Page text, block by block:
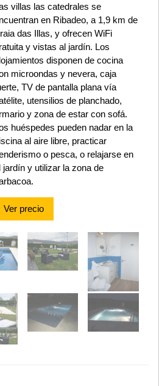
villas las catedrales se
en Ribadeo, a 1,9 km de
das Illas, y ofrecen WiFi
y vistas al jardín. Los
disponen de cocina
microondas y nevera, caja
TV de pantalla plana vía
utensilios de planchado,
y zona de estar con sofá.
huéspedes pueden nadar en la
al aire libre, practicar
o pesca, o relajarse en
jardín y utilizar la zona de
Ver precio